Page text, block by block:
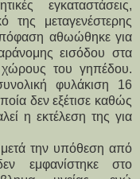
εγκαταστάσεις,
της μεταγενέστερης
αθωώθηκε για
εισόδου στα
χώρους του γηπέδου.
φυλάκιση 16
δεν εξέτισε καθώς
η εκτέλεση της για
την υπόθεση από
εμφανίστηκε στο